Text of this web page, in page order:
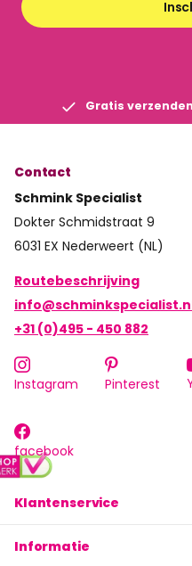
Gratis verzenden
Klantenservice
Informatie
Contact
Schmink Specialist
Dokter Schmidstraat 9
6031 EX Nederweert (NL)
Routebeschrijving
+31 (0)495 - 450 882
Instagram Pinterest
facebook